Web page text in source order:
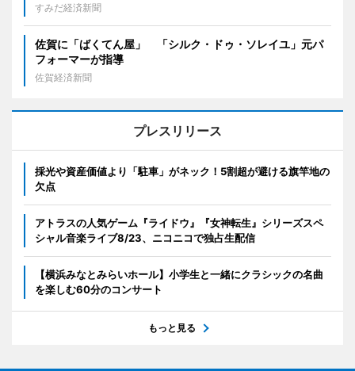
すみだ経済新聞
佐賀に「ばくてん屋」 「シルク・ドゥ・ソレイユ」元パ
フォーマーが指導
佐賀経済新聞
プレスリリース
採光や資産価値より「駐車」がネック！5割超が避ける旗竿地の
欠点
アトラスの人気ゲーム『ライドウ』『女神転生』シリーズスペ
シャル音楽ライブ8/23、ニコニコで独占生配信
【横浜みなとみらいホール】小学生と一緒にクラシックの名曲
を楽しむ60分のコンサート
もっと見る